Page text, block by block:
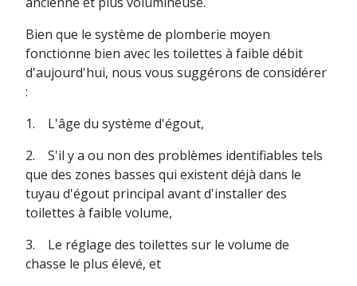
Bien que le système de plomberie moyen
fonctionne bien avec les toilettes à faible débit
d'aujourd'hui, nous vous suggérons de considérer
:
1. L'âge du système d'égout,
2. S'il y a ou non des problèmes identifiables tels
que des zones basses qui existent déjà dans le
tuyau d'égout principal avant d'installer des
toilettes à faible volume,
3. Le réglage des toilettes sur le volume de
chasse le plus élevé, et